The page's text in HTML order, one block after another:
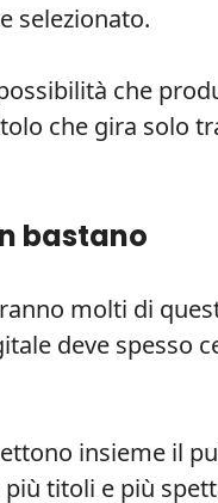
selezionato.
che
che gira solo
bastano
molti di
deve spesso
insieme il
titoli e più